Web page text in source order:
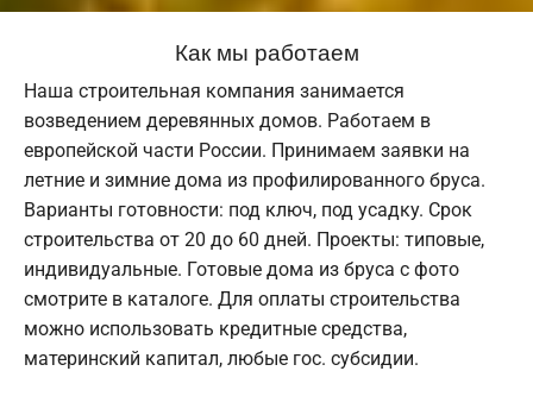
Как мы работаем
Наша строительная компания занимается
возведением деревянных домов. Работаем в
европейской части России. Принимаем заявки на
летние и зимние дома из профилированного бруса.
Варианты готовности: под ключ, под усадку. Срок
строительства от 20 до 60 дней. Проекты: типовые,
индивидуальные. Готовые дома из бруса с фото
смотрите в каталоге. Для оплаты строительства
можно использовать кредитные средства,
материнский капитал, любые гос. субсидии.